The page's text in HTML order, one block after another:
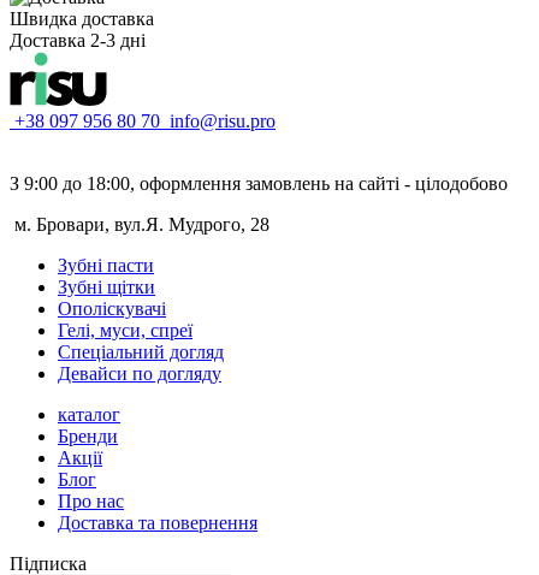
Швидка доставка
Доставка 2-3 дні
+38 097 956 80 70 info@risu.pro
З 9:00 до 18:00, оформлення замовлень на сайті - цілодобово
м. Бровари, вул.Я. Мудрого, 28
Зубні пасти
Зубні щітки
Ополіскувачі
Гелі, муси, спреї
Спеціальний догляд
Девайси по догляду
каталог
Бренди
Акції
Блог
Про нас
Доставка та повернення
Підписка